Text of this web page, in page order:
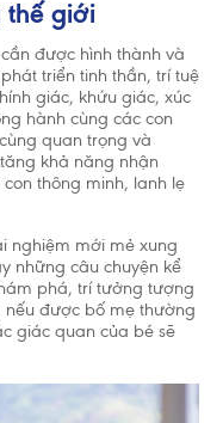
thế giới
được hình thành và
triển tinh thần, trí tuệ
giác, khứu giác, xúc
hành cùng các con
quan trọng và
khả năng nhận
con thông minh, lanh lẹ
nghiệm mới mẻ xung
những câu chuyện kể
phá, trí tưởng tượng
nếu được bố mẹ thường
giác quan của bé sẽ
cáo nên nuôi con
bình hoặc dùng thức ăn,
và sẽ có ảnh hưởng
tháng tuổi, trẻ cần được
với bú sữa mẹ cho đến 2
định dùng sản phẩm